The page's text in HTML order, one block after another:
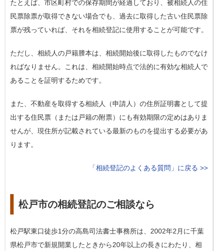
たとえば、市区町村での保存期間が経過しており、被相続人の住
民票除票が取得できない場合でも、過去に取得した古い住民票除
票が残っていれば、それを相続登記に使用することが可能です。
ただし、相続人の戸籍謄本は、相続開始後に取得したものでなけ
ればなりません。これは、相続開始時点で法的に有効な相続人で
あることを証明するためです。
また、不動産を取得する相続人（申請人）の住所証明書として提
出する住民票（または戸籍の附票）にも有効期限の定めはありま
せんが、現住所が記載されている最新のものを提出する必要があ
ります。
「相続登記のよくある質問」に戻る >>
松戸市の相続登記のご相談なら
松戸駅東口徒歩1分の高島司法書士事務所は、2002年2月に千葉
県松戸市で新規開業したときから20年以上の長きにわたり、相